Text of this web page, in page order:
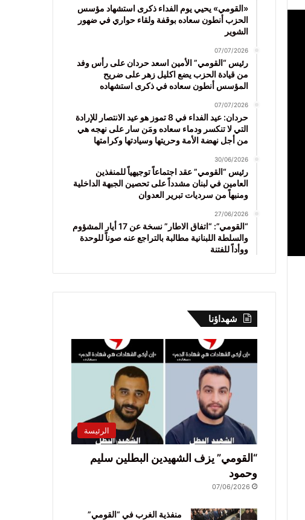
«القومي» يحيي يوم الفداء ذكرى استشهاد مؤسس
الحزب أنطون سعاده بوقفة ولقاء حواري في ضهور
الشوير
07/07/2026
رئيس “القومي” الأمين اسعد حردان على رأس وفد
من قيادة الحزب يضع اكليل زهر على ضريح
المؤسس أنطون سعاده في ذكرى استشهاده
07/07/2026
حردان: عيد الفداء في 8 تموز هو عيد الانتصار للإرادة
التي لا تنكسر ودماء سعاده ومَن سار على نهجه هي
من أجل نهضة الأمة وحريتها وسيادتها وكرامتها
30/06/2026
رئيس “القومي” عقد اجتماعاً توجيهياً للمنفذين
العامين في لبنان مشدداً على تحصين الجبهة الداخلية
ومنبهاً من سرديات تبرير العدوان
27/06/2026
“القومي”: “اتفاق الاطار” نسخة عن 17 أيار المشؤوم
والسلطة اللبنانية مطالبة بالتراجع عنه صوناً للوحدة
ووأداً للفتنة
شهداؤنا
الرئيسة
“القومي” يزف الشهيدين البطلين سليم
وحمود
07/06/2026
منفذية الغرب في “القومي”